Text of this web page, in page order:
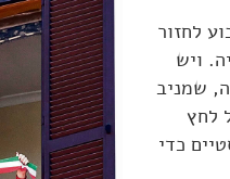
השבוע לחזור
ויש
שמניב
לחץ
כדי